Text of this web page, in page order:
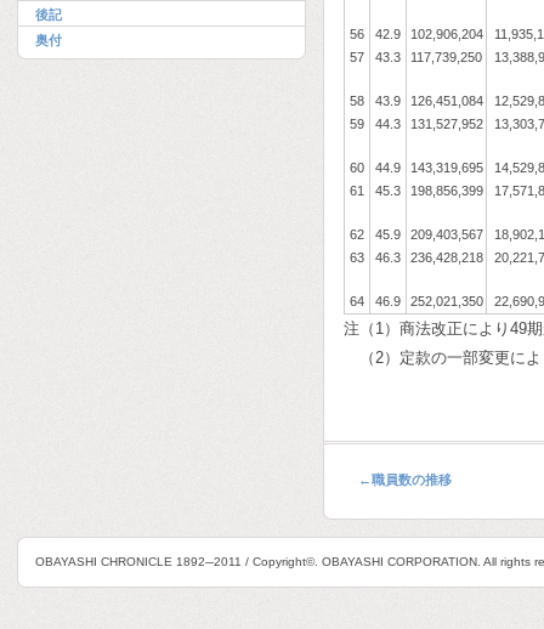
後記
奥付
56 42.9 102,906,204
57
43.3 117,739,250
58 43.9 126,451,084
59
44.3 131,527,952
60 44.9 143,319,695
61
45.3 198,856,399
62 45.9 209,403,567
63
46.3 236,428,218
64 46.9 252,021,350
注（1）商法改正により49
（2）定款の一部変更に
←職員数の推移
OBAYASHI CHRONICLE 1892─2011 / Copyright©. OBAYASHI CORPORATION. All rights